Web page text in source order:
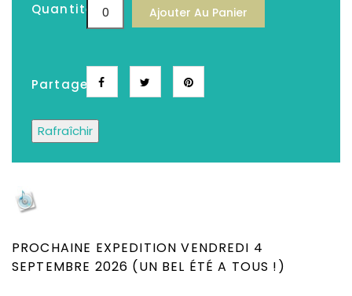
Quantité Ajouter Au Panier
Partager
PROCHAINE EXPEDITION VENDREDI 4
SEPTEMBRE 2026 (UN BEL ÉTÉ A TOUS !)